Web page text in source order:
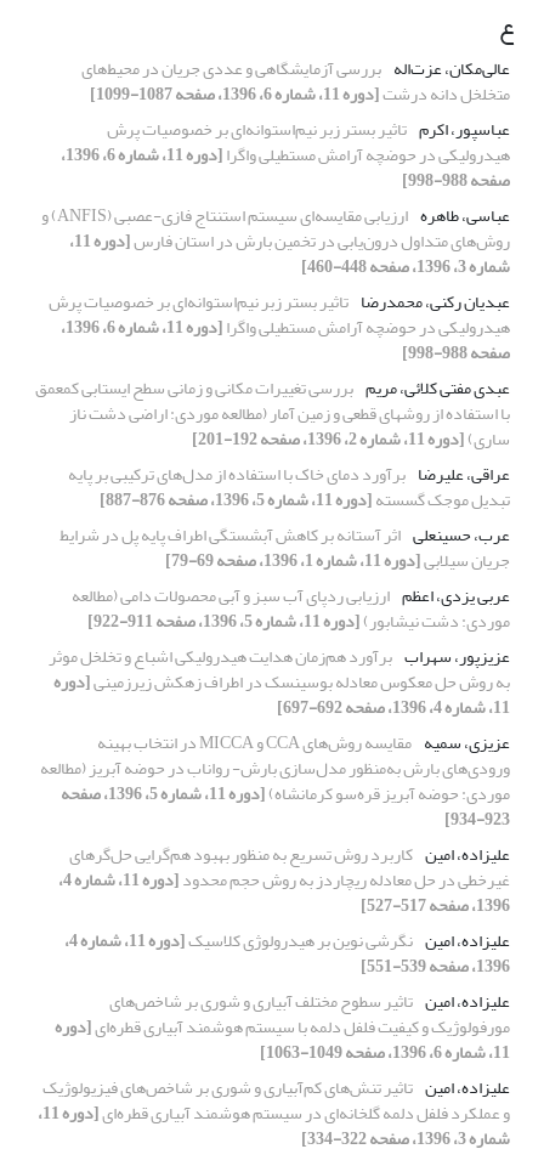
ع
عالی‌مکان، عزت‌اله بررسی آزمایشگاهی و عددی جریان در محیط‌های
متخلخل دانه درشت[دوره 11، شماره 6، 1396، صفحه 1087-1099]
عباسپور، اکرم تاثیر بستر زبر نیم‌استوانه‌ای بر خصوصیات پرش
هیدرولیکی در حوضچه آرامش مستطیلی واگرا [دوره 11، شماره 6، 1396،
صفحه 988-998]
عباسی، طاهره
ارزیابی مقایسه‌ای سیستم استنتاج فازی-عصبی (ANFIS) و
روش‌های متداول درون‌یابی در تخمین بارش در استان فارس [دوره 11،
شماره 3، 1396، صفحه 448-460]
عبدیان رکنی، محمدرضا تاثیر بستر زبر نیم‌استوانه‌ای بر خصوصیات پرش
هیدرولیکی در حوضچه آرامش مستطیلی واگرا [دوره 11، شماره 6، 1396،
صفحه 988-998]
عبدی مفتی کلائی، مریم بررسی تغییرات مکانی و زمانی سطح ایستابی کمعمق
با استفاده از روشهای قطعی و زمین آمار (مطالعه موردی: اراضی دشت ناز
ساری)[دوره 11، شماره 2، 1396، صفحه 192-201]
عراقی، علیرضا برآورد دمای خاک با استفاده از مدل‌های‌ ترکیبی بر پایه
تبدیل موجک گسسته[دوره 11، شماره 5، 1396، صفحه 876-887]
عرب، حسینعلی اثر آستانه بر کاهش آبشستگی اطراف پایه پل در شرایط
جریان سیلابی[دوره 11، شماره 1، 1396، صفحه 69-79]
عربی یزدی، اعظم ارزیابی ردپای آب سبز و آبی محصولات دامی (مطالعه
موردی: دشت نیشابور)[دوره 11، شماره 5، 1396، صفحه 911-922]
عزیزپور، سهراب برآورد هم‌زمان هدایت هیدرولیکی اشباع و تخلخل موثر
به روش حل معکوس معادله بوسینسک در اطراف زهکش زیرزمینی[دوره
11، شماره 4، 1396، صفحه 692-697]
عزیزی، سمیه
مقایسه روش‌های CCA و MICCA در انتخاب بهینه
ورودی‌های بارش به‌منظور مدل‌سازی بارش- رواناب در حوضه آبریز (مطالعه
موردی: حوضه آبریز قره‌سو کرمانشاه) [دوره 11، شماره 5، 1396، صفحه
923-934]
علیزاده، امین کاربرد روش تسریع به منظور بهبود هم‌گرایی حل‌گرهای
غیرخطی در حل معادله ریچاردز به روش حجم محدود [دوره 11، شماره 4،
1396، صفحه 517-527]
علیزاده، امین نگرشی نوین بر هیدرولوژی کلاسیک [دوره 11، شماره 4،
1396، صفحه 539-551]
علیزاده، امین تاثیر سطوح مختلف آبیاری و شوری بر شاخص‌های
مورفولوژیک و کیفیت فلفل دلمه‌ با سیستم‌ هوشمند آبیاری‌ قطره‌ای[دوره
11، شماره 6، 1396، صفحه 1049-1063]
علیزاده، امین تاثیر تنش‌های‌ کم‌آبیاری و شوری بر شاخص‌های فیزیولوژیک
و عملکرد فلفل دلمه‌ گلخانه‌ای در سیستم‌ هوشمند آبیاری‌ قطره‌ای [دوره 11،
شماره 3، 1396، صفحه 322-334]